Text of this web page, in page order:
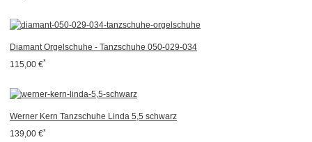
Diamant Orgelschuhe - Tanzschuhe 050-029-034
115,00 €*
Werner Kern Tanzschuhe Linda 5,5 schwarz
139,00 €*